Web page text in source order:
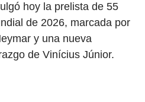
hoy la prelista de 55
de 2026, marcada por
y una nueva
de Vinícius Júnior.